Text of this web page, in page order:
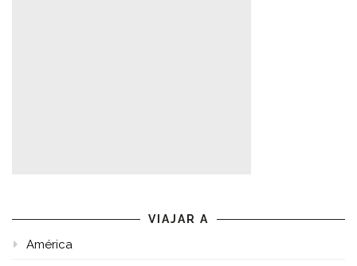
VIAJAR A
América